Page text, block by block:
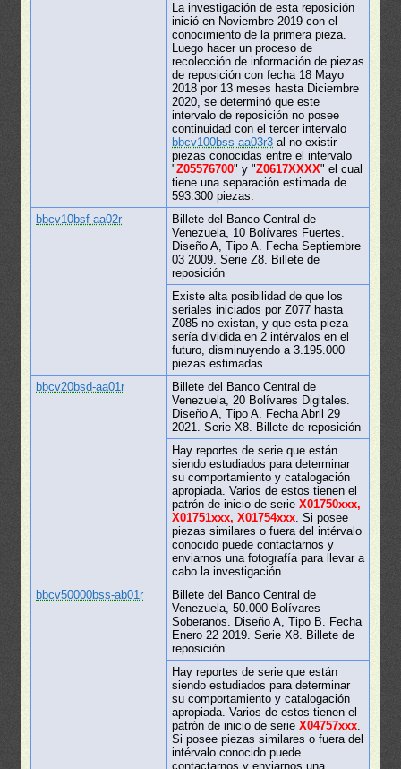
La investigación de esta reposición
inició en Noviembre 2019 con el
conocimiento de la primera pieza.
Luego hacer un proceso de
recolección de información de piezas
de reposición con fecha 18 Mayo
2018 por 13 meses hasta Diciembre
2020, se determinó que este
intervalo de reposición no posee
continuidad con el tercer intervalo
bbcv100bss-aa03r3 al no existir
piezas conocidas entre el intervalo
"Z05576700" y "Z0617XXXX" el cual
tiene una separación estimada de
593.300 piezas.
bbcv10bsf-aa02r
Billete del Banco Central de
Venezuela, 10 Bolívares Fuertes.
Diseño A, Tipo A. Fecha Septiembre
03 2009. Serie Z8. Billete de
reposición
Existe alta posibilidad de que los
seriales iniciados por Z077 hasta
Z085 no existan, y que esta pieza
sería dividida en 2 intérvalos en el
futuro, disminuyendo a 3.195.000
piezas estimadas.
bbcv20bsd-aa01r
Billete del Banco Central de
Venezuela, 20 Bolívares Digitales.
Diseño A, Tipo A. Fecha Abril 29
2021. Serie X8. Billete de reposición
Hay reportes de serie que están
siendo estudiados para determinar
su comportamiento y catalogación
apropiada. Varios de estos tienen el
patrón de inicio de serieX01750xxx,
X01751xxx, X01754xxx. Si posee
piezas similares o fuera del intérvalo
conocido puede contactarnos y
enviarnos una fotografía para llevar a
cabo la investigación.
bbcv50000bss-ab01r
Billete del Banco Central de
Venezuela, 50.000 Bolívares
Soberanos. Diseño A, Tipo B. Fecha
Enero 22 2019. Serie X8. Billete de
reposición
Hay reportes de serie que están
siendo estudiados para determinar
su comportamiento y catalogación
apropiada. Varios de estos tienen el
patrón de inicio de serieX04757xxx.
Si posee piezas similares o fuera del
intérvalo conocido puede
contactarnos y enviarnos una